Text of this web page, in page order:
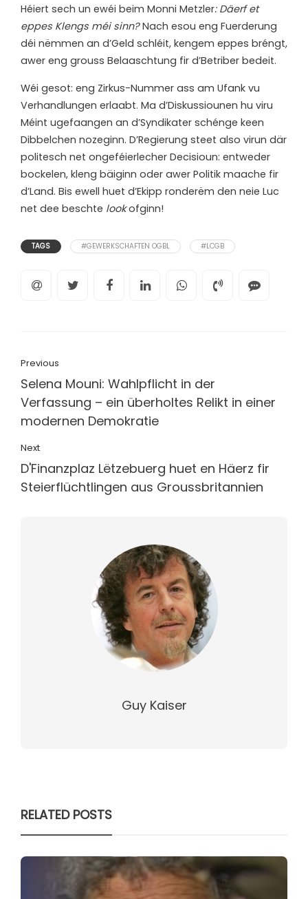
Héiert sech un ewéi beim Monni Metzler: Däerf et
eppes Klengs méi sinn?Nach esou eng Fuerderung
déi nëmmen an d’Geld schléit, kengem eppes bréngt,
awer eng grouss Belaaschtung fir d’Betriber bedeit.
Wéi gesot: eng Zirkus-Nummer ass am Ufank vu
Verhandlungen erlaabt. Ma d’Diskussiounen hu viru
Méint ugefaangen an d’Syndikater schénge keen
Dibbelchen nozeginn. D’Regierung steet also virun där
politesch net ongeféierlecher Decisioun: entweder
bockelen, kleng bäiginn oder awer Politik maache fir
d’Land. Bis ewell huet d’Ekipp ronderëm den neie Luc
net dee beschte lookofginn!
TAGS #GEWERKSCHAFTEN OGBL #LCGB
Previous
Selena Mouni: Wahlpflicht in der
Verfassung – ein überholtes Relikt in einer
modernen Demokratie
Next
D'Finanzplaz Lëtzebuerg huet en Häerz fir
Steierflüchtlingen aus Groussbritannien
Guy Kaiser
RELATED POSTS